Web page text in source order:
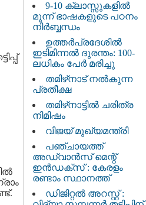
9-10 ക്ലാസ്സുകളിൽ
മൂന്ന് ഭാഷകളുടെ പഠനം
നിർബ്ബന്ധം
ഉത്തർപ്രദേശിൽ
ഇടിമിന്നൽ ദുരന്തം: 100-
ലധികം പേർ മരിച്ചു
തമിഴ്‌നാട് നൽകുന്ന
പ്രതീക്ഷ
തമിഴ്‌നാട്ടില്‍ ചരിത്ര
നിമിഷം
വിജയ് മുഖ്യമന്ത്രി
പഞ്ചായത്ത്
അഡ്വാൻസ് മെന്റ്
ഇൻഡക്സ് : കേരളം
രണ്ടാം സ്ഥാനത്ത്
ഡിജിറ്റൽ അറസ്റ്റ് :